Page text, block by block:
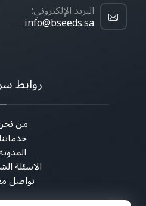
البريد الإلكتروني:
info@bseeds.sa
روابط
من
خدماتنا
الاسئلة
تواصل